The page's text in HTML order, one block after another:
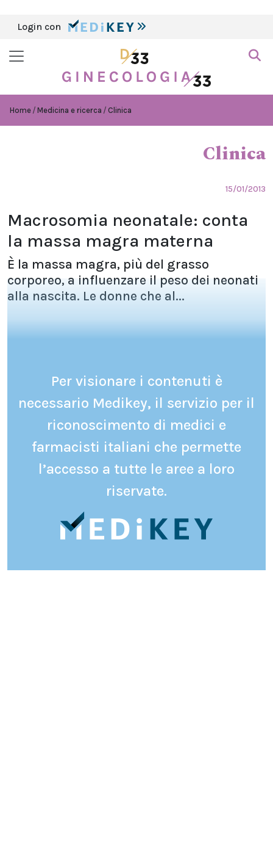
Login con
Home Medicina e ricerca Clinica
Clinica
15/01/2013
Macrosomia neonatale: conta
la massa magra materna
È la massa magra, più del grasso
corporeo, a influenzare il peso dei neonati
alla nascita. Le donne che al...
Per visionare i contenuti è
necessario Medikey, il servizio per il
riconoscimento di medici e
farmacisti italiani che permette
l’accesso a tutte le aree a loro
riservate.